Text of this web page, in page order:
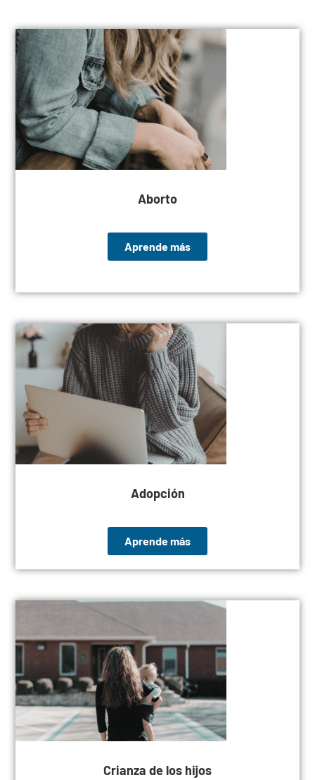
Aborto
Aprende más
Adopción
Aprende más
Crianza de los hijos